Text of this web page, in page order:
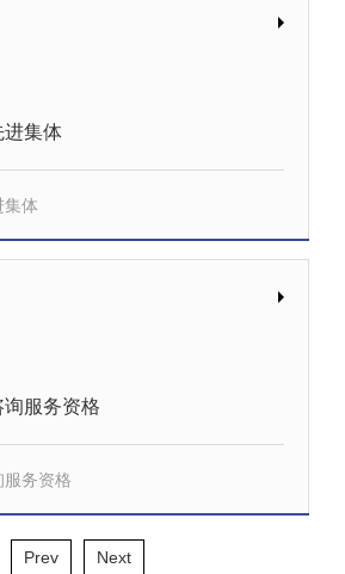
进集体
集体
服务资格
务资格
Prev Next